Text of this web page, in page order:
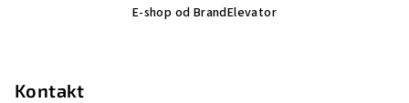
E-shop od BrandElevator
Kontakt